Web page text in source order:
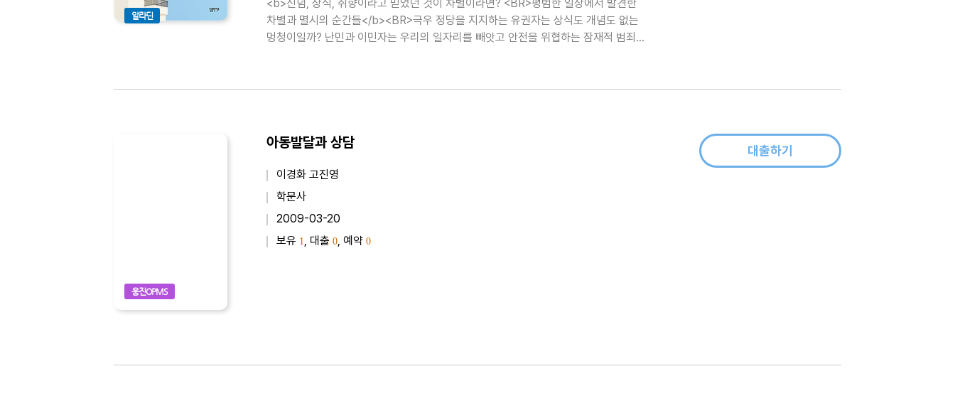
알라딘
<b>신념, 상식, 취향이라고 믿었던 것이 차별이라면? <BR>평범한 일상에서 발견한
차별과 멸시의 순간들</b><BR>극우 정당을 지지하는 유권자는 상식도 개념도 없는
멍청이일까? 난민과 이민자는 우리의 일자리를 빼앗고 안전을 위협하는 잠재적 범죄자
웅진OPMS
아동발달과 상담
이경화 고진영
학문사
2009-03-20
보유 1, 대출 0, 예약 0
대출하기